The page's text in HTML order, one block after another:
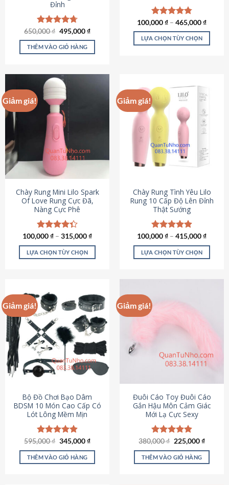
Đỉnh
Được xếp
hạng4.72
5 sao
650,000₫ Giá
là:
650,000 ₫.
495,000₫Giá
tại
495,000 ₫.
THÊM VÀO GIỎ HÀNG
Được xếp
hạng4.80
5 sao
100,000₫ – 465,000₫
LỰA CHỌN TÙY CHỌN
nhiều
biến
thể.
Các
chọn
thể
chọn
trên
trang
sản
phẩm
Giảm giá!
Chày Rung Mini Lilo Spark
Of Love Rung Cực Đã,
Nàng Cực Phê
Được xếp
hạng4.33
5 sao
100,000₫ – 315,000₫
LỰA CHỌN TÙY CHỌN
có
nhiều
biến
thể.
Các
tùy
chọn
có
chọn
trên
trang
sản
phẩm
Giảm giá!
Chày Rung Tình Yêu Lilo
Rung 10 Cấp Độ Lên Đỉnh
Thật Sướng
Được xếp
hạng4.94
5 sao
100,000₫ – 415,000₫
LỰA CHỌN TÙY CHỌN
biến
thể.
chọn
chọn
trên
trang
sản
phẩm
Giảm giá!
Bộ Đồ Chơi Bạo Dâm
BDSM 10 Món Cao Cấp Có
Lót Lông Mềm Mịn
Được xếp
hạng4.88
5 sao
595,000₫ Giá
là:
595,000 ₫.
345,000₫Giá
tại
THÊM VÀO GIỎ HÀNG
Giảm giá!
Đuôi Cáo Toy Đuôi Cáo
Gắn Hậu Môn Cảm Giác
Mới Lạ Cực Sexy
Được xếp
hạng4.88
5 sao
380,000₫ Giá
là:
380,000 ₫.
225,000₫Giá
tại
THÊM VÀO GIỎ HÀNG